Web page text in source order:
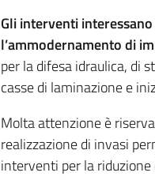
Gli interventi
l’ammodernamento di
per la difesa idraulica, di
casse di laminazione e
Molta attenzione è
realizzazione di invasi
interventi per la